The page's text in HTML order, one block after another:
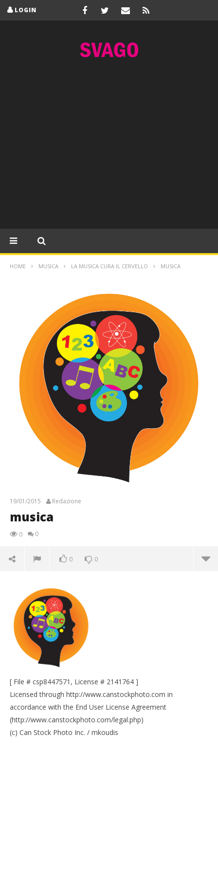
LOGIN
HOME MUSICA LA MUSICA CURA IL CERVELLO MUSICA
19/01/2015 Redazione
musica
0 0
0 0
19/01/2015
Redazione
[ File # csp8447571, License # 2141764 ]
Licensed through http://www.canstockphoto.com in
accordance with the End User License Agreement
(http://www.canstockphoto.com/legal.php)
(c) Can Stock Photo Inc. / mkoudis